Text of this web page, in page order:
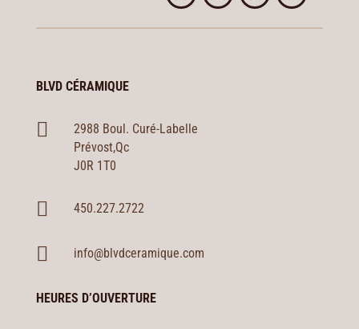
BLVD CÉRAMIQUE

2988 Boul. Curé-Labelle
Prévost,Qc
J0R 1T0
 450.227.2722
 info@blvdceramique.com
HEURES D’OUVERTURE